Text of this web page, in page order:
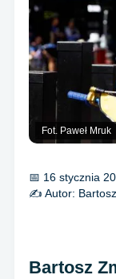
Fot. Paweł Mruk
📅 16 stycznia
✍️ Autor:
Bartosz